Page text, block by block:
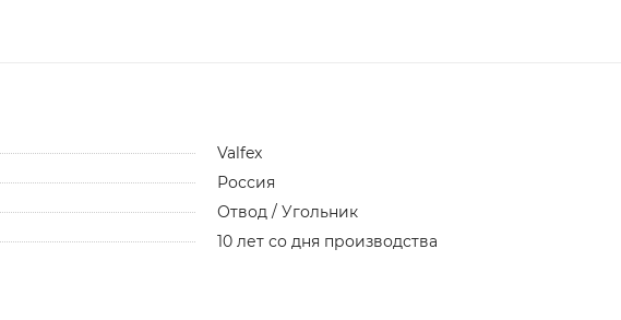
Valfex
Россия
Отвод / Угольник
10 лет со дня производства